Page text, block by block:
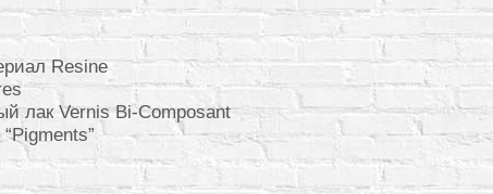
Resine
лак Vernis Bi-Composant